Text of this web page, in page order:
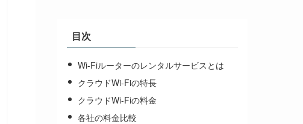
目次
Wi-Fiルーターのレンタルサービスとは
クラウドWi-Fiの特長
クラウドWi-Fiの料金
各社の料金比較